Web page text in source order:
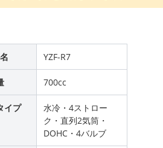
YZF-R7
700cc
イプ
水冷・4ストロー
ク・直列2気筒・
DOHC・4バルブ